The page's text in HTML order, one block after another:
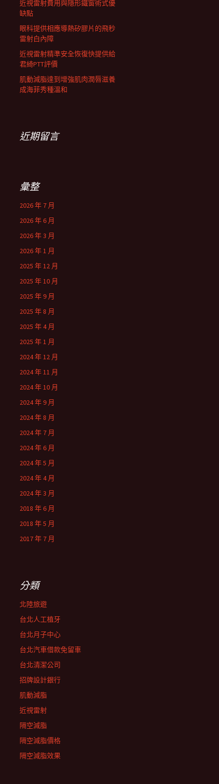
近視雷射費用與隱形鐵窗術式優
缺點
眼科提供相應導熱矽膠片的飛秒
雷射白內障
近視雷射精準安全恢復快提供給
君綺PTT評價
肌動減脂達到增強肌肉潤唇滋養
成海菲秀種溫和
近期留言
彙整
2026 年 7 月
2026 年 6 月
2026 年 3 月
2026 年 1 月
2025 年 12 月
2025 年 10 月
2025 年 9 月
2025 年 8 月
2025 年 4 月
2025 年 1 月
2024 年 12 月
2024 年 11 月
2024 年 10 月
2024 年 9 月
2024 年 8 月
2024 年 7 月
2024 年 6 月
2024 年 5 月
2024 年 4 月
2024 年 3 月
2018 年 6 月
2018 年 5 月
2017 年 7 月
分類
北陸旅遊
台北人工植牙
台北月子中心
台北汽車借款免留車
台北清潔公司
招牌設計銀行
肌動減脂
近視雷射
隔空減脂
隔空減脂價格
隔空減脂效果